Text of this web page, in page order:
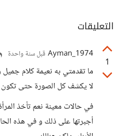
التعليقات
1
Ayman_1974 قبل سنة واحدة
ما تقدمتي به نعيمة كلام
لا يكشف كل الصورة حتى
في حالات معينة نعم تأخذ
أجبرتها على ذلك و في هذه